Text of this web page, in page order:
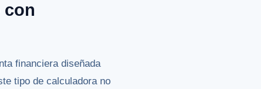
con
financiera diseñada
tipo de calculadora no